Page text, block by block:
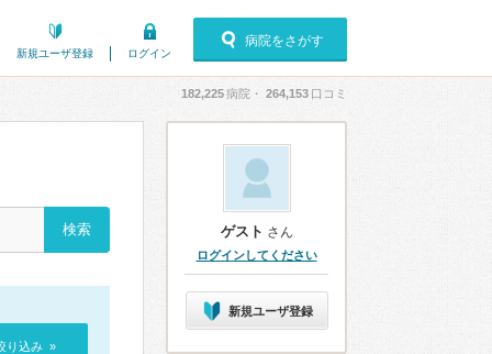
新規ユーザ登録 ログイン
病院をさがす
182,225病院・ 264,153 口コミ
り込み »
ゲスト さん
ログインしてください
新規ユーザ登録